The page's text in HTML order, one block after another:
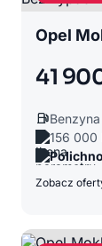
41
Benzyna
156 000
Zobacz